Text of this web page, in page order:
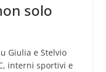
solo
Giulia e Stelvio
interni sportivi e